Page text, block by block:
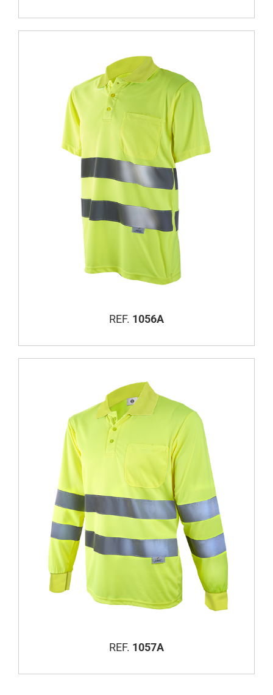
REF. 1056A
REF. 1057A